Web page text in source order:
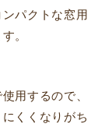
パクトな窓用
。
用するので、
くくなりがち